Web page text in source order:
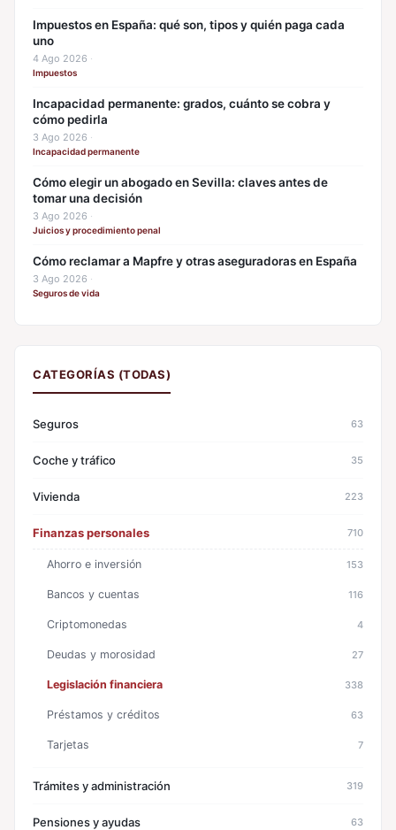
Impuestos en España: qué son, tipos y quién paga cada
uno
4 Ago 2026 ·
Impuestos
Incapacidad permanente: grados, cuánto se cobra y
cómo pedirla
3 Ago 2026 ·
Incapacidad permanente
Cómo elegir un abogado en Sevilla: claves antes de
tomar una decisión
3 Ago 2026 ·
Juicios y procedimiento penal
Cómo reclamar a Mapfre y otras aseguradoras en España
3 Ago 2026 ·
Seguros de vida
CATEGORÍAS (TODAS)
Seguros 63
Coche y tráfico 35
Vivienda 223
Finanzas personales 710
Ahorro e inversión 153
Bancos y cuentas 116
Criptomonedas 4
Deudas y morosidad 27
Legislación financiera 338
Préstamos y créditos 63
Tarjetas 7
Trámites y administración 319
Pensiones y ayudas 63